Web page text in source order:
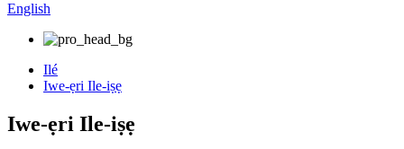
English
Ilé
Iwe-ẹri Ile-iṣẹ
Iwe-ẹri Ile-iṣẹ